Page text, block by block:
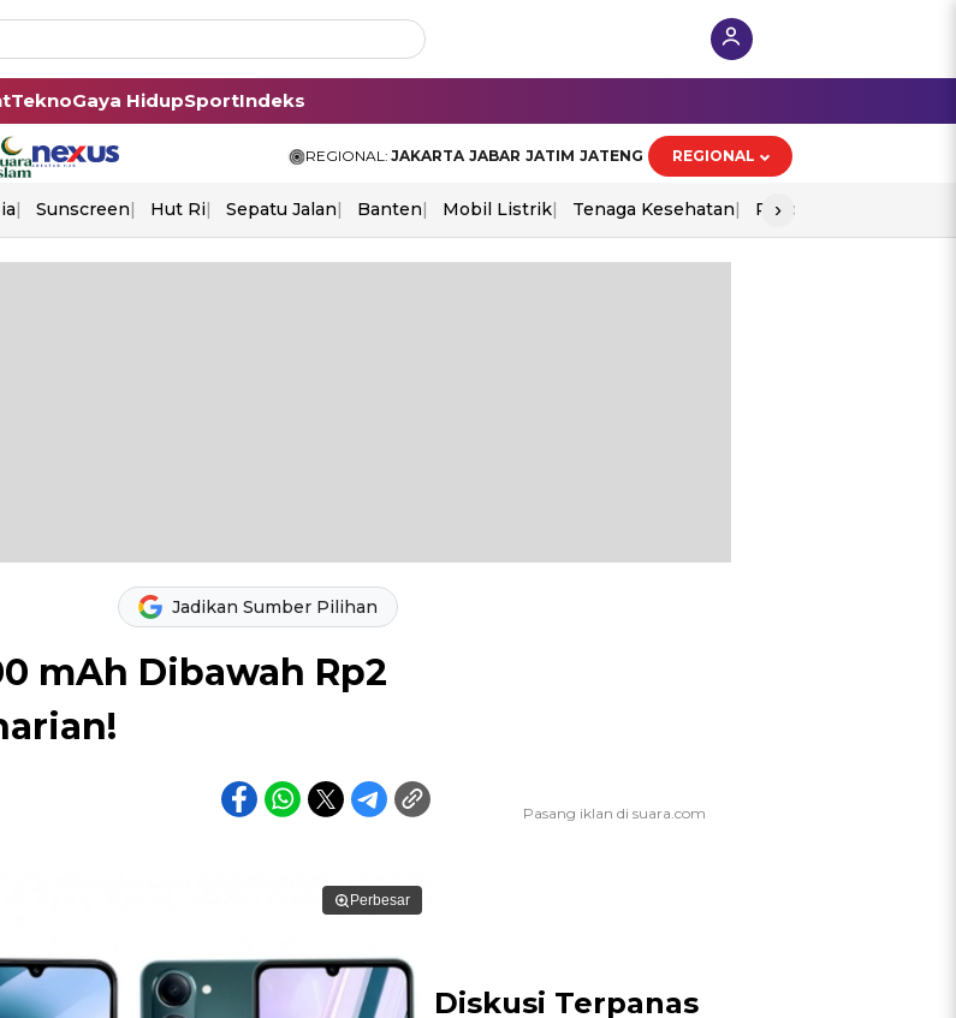
TeknoGaya HidupSportIndeks
REGIONAL: JAKARTA JABAR JATIM JATENG REGIONAL
Sunscreen Hut Ri Sepatu Jalan Banten Mobil Listrik Tenaga Kesehatan Piala Aff 2026
›
Jadikan Sumber Pilihan
mAh Dibawah Rp2
Perbesar
Diskusi Terpanas